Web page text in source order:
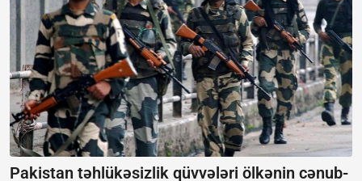
Pakistan təhlükəsizlik qüvvələri ölkənin cənub-